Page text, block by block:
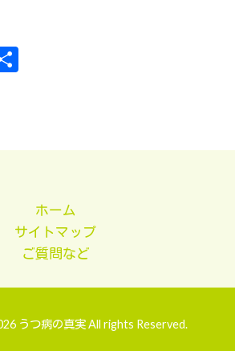
ホーム
サイトマップ
ご質問など
うつ病の真実 All rights Reserved.